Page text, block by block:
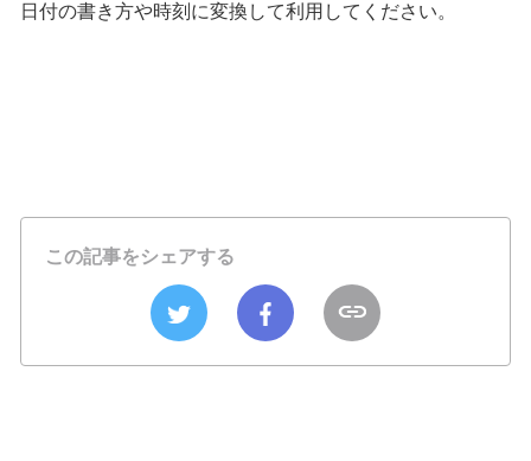
日付の書き方や時刻に変換して利用してください。
この記事をシェアする